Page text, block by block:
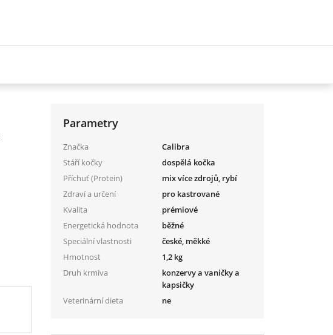
Parametry
Značka
Calibra
Stáří kočky
dospělá kočka
Příchuť (Protein)
mix více zdrojů, rybí
Zdraví a určení
pro kastrované
Kvalita
prémiové
Energetická hodnota
běžné
Speciální vlastnosti
české, měkké
Hmotnost
1,2 kg
Druh krmiva
konzervy a vaničky a
kapsičky
Veterinární dieta
ne